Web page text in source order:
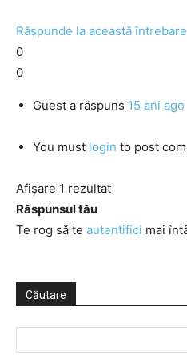
Răspunde la această întrebare
0
0
Guest a răspuns 15 ani ago
You must login to post
Afișare 1 rezultat
Răspunsul tău
Te rog să te autentifici mai
Căutare